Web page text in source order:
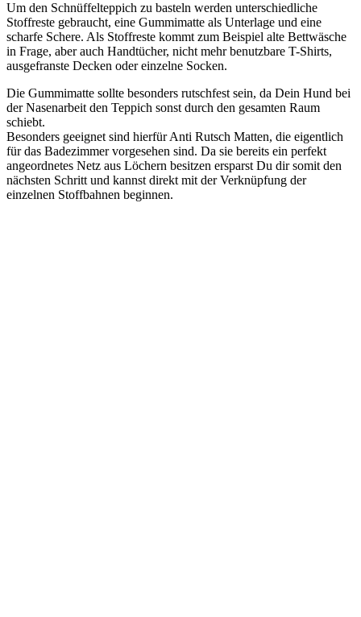
Um den Schnüffelteppich zu basteln werden unterschiedliche
Stoffreste gebraucht, eine Gummimatte als Unterlage und eine
scharfe Schere. Als Stoffreste kommt zum Beispiel alte Bettwäsche
in Frage, aber auch Handtücher, nicht mehr benutzbare T-Shirts,
ausgefranste Decken oder einzelne Socken.
Die Gummimatte sollte besonders rutschfest sein, da Dein Hund bei
der Nasenarbeit den Teppich sonst durch den gesamten Raum
schiebt.
Besonders geeignet sind hierfür Anti Rutsch Matten, die eigentlich
für das Badezimmer vorgesehen sind. Da sie bereits ein perfekt
angeordnetes Netz aus Löchern besitzen ersparst Du dir somit den
nächsten Schritt und kannst direkt mit der Verknüpfung der
einzelnen Stoffbahnen beginnen.